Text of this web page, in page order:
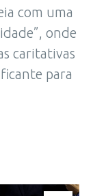
com uma
onde
caritativas
para